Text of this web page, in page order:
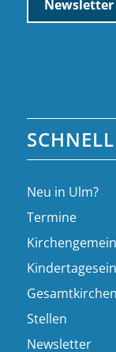
Neu in Ulm?
Termine
Stellen
Newsletter